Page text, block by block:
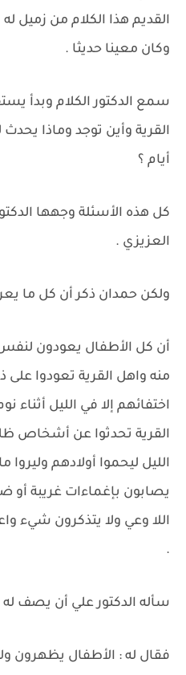
القديم هذا الكلام من زميل
وكان معينا حديثا .
سمع الدكتور الكلام وبدأ
القرية وأين توجد وماذا
أيام ؟
كل هذه الأسئلة وجهها
العزيزي .
ولكن حمدان ذكر أن كل ما
أن كل الأطفال يعودون لنفس
منه واهل القرية تعودوا على
اختفائهم إلا في الليل أثناء
القرية تحدثوا عن أشخاص
الليل ليحموا أولادهم
يصابون بإغماءات غريبة
اللا وعي ولا يتذكرون شيء
.
سأله الدكتور علي أن يصف له
فقال له : الأطفال يظهرون